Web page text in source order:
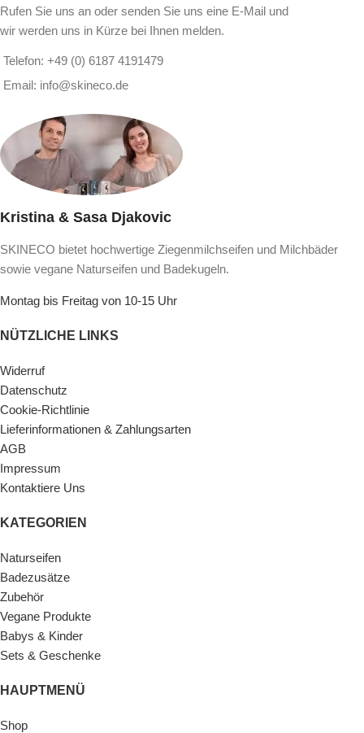
Rufen Sie uns an oder senden Sie uns eine E-Mail und
wir werden uns in Kürze bei Ihnen melden.
Telefon: +49 (0) 6187 4191479
Email: info@skineco.de
Kristina & Sasa Djakovic
SKINECO bietet hochwertige Ziegenmilchseifen und Milchbäder
sowie vegane Naturseifen und Badekugeln.
Montag bis Freitag von 10-15 Uhr
NÜTZLICHE LINKS
Widerruf
Datenschutz
Cookie-Richtlinie
Lieferinformationen & Zahlungsarten
AGB
Impressum
Kontaktiere Uns
KATEGORIEN
Naturseifen
Badezusätze
Zubehör
Vegane Produkte
Babys & Kinder
Sets & Geschenke
HAUPTMENÜ
Shop